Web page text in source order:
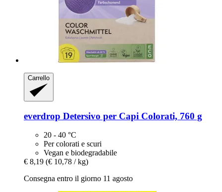
Carrello
everdrop Detersivo per Capi Colorati, 760 g
20 - 40 °C
Per colorati e scuri
Vegan e biodegradabile
€ 8,19 (€ 10,78 / kg)
Consegna entro il giorno 11 agosto